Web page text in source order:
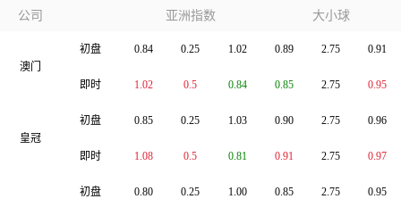
公司 亚洲指数 大小球
澳门
初盘
即时
0.84 0.25 1.02
1.02 0.5 0.84
0.89 2.75 0.91
0.85 2.75 0.95
皇冠
初盘
即时
0.85 0.25 1.03
1.08 0.5 0.81
0.90 2.75 0.96
0.91 2.75 0.97
初盘 0.80 0.25 1.00 0.85 2.75 0.95